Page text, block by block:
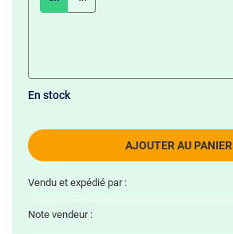
AJOUTER AU PANIER
En stock
Vendu et expédié par :
Note vendeur :